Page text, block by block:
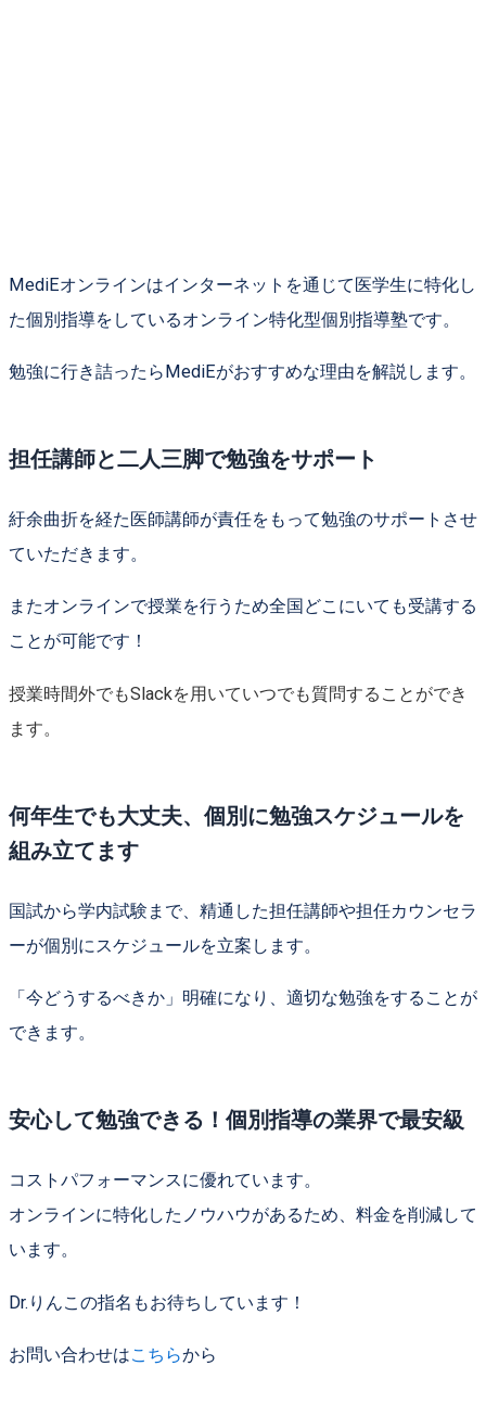
MediEオンラインはインターネットを通じて医学生に特化し
た個別指導をしているオンライン特化型個別指導塾です。
勉強に行き詰ったらMediEがおすすめな理由を解説します。
担任講師と二人三脚で勉強をサポート
紆余曲折を経た医師講師が責任をもって勉強のサポートさせ
ていただきます。
またオンラインで授業を行うため全国どこにいても受講する
ことが可能です！
授業時間外でもSlackを用いていつでも質問することができ
ます。
何年生でも大丈夫、個別に勉強スケジュールを
組み立てます
国試から学内試験まで、 精通した担任講師や担任カウンセラ
ーが個別にスケジュールを立案します。
「今どうするべきか」明確になり、適切な勉強をすることが
できます。
安心して勉強できる！個別指導の業界で最安級
コストパフォーマンスに優れています。
オンラインに特化したノウハウがあるため、料金を削減して
います。
Dr.りんこの指名もお待ちしています！
お問い合わせはこちらから